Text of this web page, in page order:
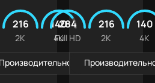
играх
216
2K
140
4K
Производительность в играх
284
Full HD
216
2K
140
4K